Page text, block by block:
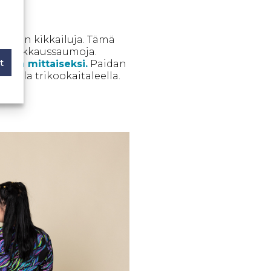
kikkailuja. Tämä
leikkaussaumoja.
mittaiseksi. Paidan
trikookaitaleella.